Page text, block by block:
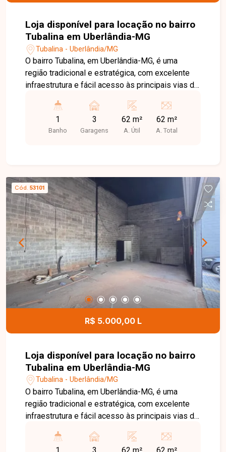
Loja disponível para locação no bairro
Tubalina em Uberlândia-MG
Tubalina - Uberlândia/MG
O bairro Tubalina, em Uberlândia-MG, é uma
região tradicional e estratégica, com excelente
infraestrutura e fácil acesso às principais vias da
supermercados, escolas, farmácias e diversos
serviços, oferece praticidade e grande fluxo de
pessoas e veículos, sendo uma excelente opção
proporcionando alta visibilidade para a empresa
e fácil acesso aos clientes. O imóvel conta com
porta automatizada, banheiro acessível e 03
vagas de estacionamento, oferecendo
praticidade e comodidade para clientes e
colaboradores. Entre em contato para mais
informações e agende uma visita para conhecer
esta excelente oportunidade comercial.
1
Banho
3
Garagens
62 m²
A. Útil
62 m²
A. Total
Cód. 53101
R$ 5.000,00 L
Loja disponível para locação no bairro
Tubalina em Uberlândia-MG
Tubalina - Uberlândia/MG
O bairro Tubalina, em Uberlândia-MG, é uma
região tradicional e estratégica, com excelente
infraestrutura e fácil acesso às principais vias da
supermercados, escolas, farmácias e diversos